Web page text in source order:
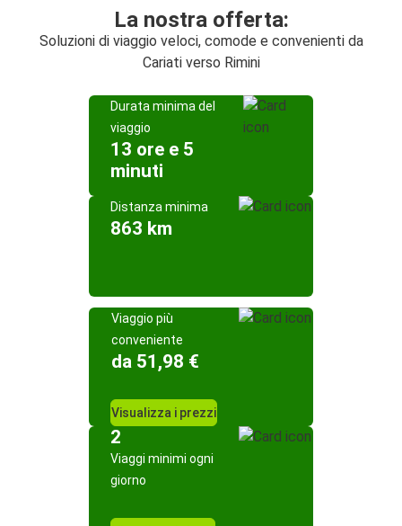
La nostra offerta:
Soluzioni di viaggio veloci, comode e convenienti da
Cariati verso Rimini
Durata minima del
viaggio
13 ore e 5
minuti
Distanza minima
863 km
Viaggio più
conveniente
da 51,98 €
Visualizza i prezzi
2
Viaggi minimi ogni
giorno